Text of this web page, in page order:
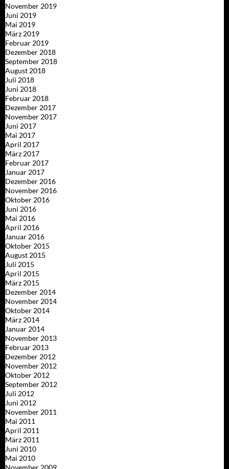
November 2019
Juni 2019
Mai 2019
März 2019
Februar 2019
Dezember 2018
September 2018
August 2018
Juli 2018
Juni 2018
Februar 2018
Dezember 2017
November 2017
Juni 2017
Mai 2017
April 2017
März 2017
Februar 2017
Januar 2017
Dezember 2016
November 2016
Oktober 2016
Juni 2016
Mai 2016
April 2016
Januar 2016
Oktober 2015
August 2015
Juli 2015
April 2015
März 2015
Dezember 2014
November 2014
Oktober 2014
März 2014
Januar 2014
November 2013
Februar 2013
Dezember 2012
November 2012
Oktober 2012
September 2012
Juli 2012
Juni 2012
November 2011
Mai 2011
April 2011
März 2011
Juni 2010
Mai 2010
November 2009